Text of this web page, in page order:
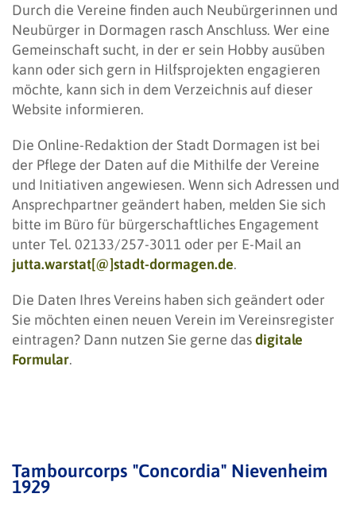
Durch die Vereine finden auch Neubürgerinnen und
Neubürger in Dormagen rasch Anschluss. Wer eine
Gemeinschaft sucht, in der er sein Hobby ausüben
kann oder sich gern in Hilfsprojekten engagieren
möchte, kann sich in dem Verzeichnis auf dieser
Website informieren.
Die Online-Redaktion der Stadt Dormagen ist bei
der Pflege der Daten auf die Mithilfe der Vereine
und Initiativen angewiesen. Wenn sich Adressen und
Ansprechpartner geändert haben, melden Sie sich
bitte im Büro für bürgerschaftliches Engagement
unter Tel. 02133/257-3011 oder per E-Mail an
jutta.warstat[@]stadt-dormagen.de.
Die Daten Ihres Vereins haben sich geändert oder
Sie möchten einen neuen Verein im Vereinsregister
eintragen? Dann nutzen Sie gerne dasdigitale
Formular.
Tambourcorps "Concordia" Nievenheim
1929